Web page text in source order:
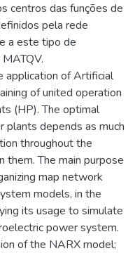
centros das funções de
pela rede
a este tipo de
application of Artificial
of united operation
(HP). The optimal
depends as much
throughout the
them. The main purpose
map network
models, in the
its usage to simulate
power system.
of the NARX model;